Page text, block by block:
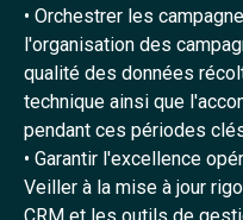
• Orchestrer les
l'organisation des
qualité des données
technique ainsi que
pendant ces périodes
• Garantir l'excellence
Veiller à la mise à jour